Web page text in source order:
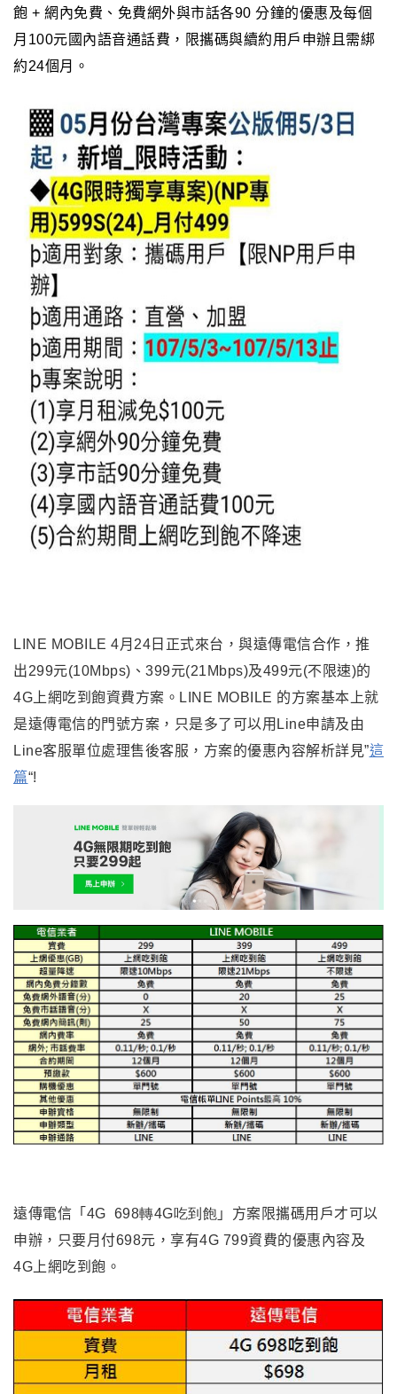
飽 + 網內免費、免費網外與市話各90 分鐘的優惠及每個
月 100元國內語音通話費，限攜碼與續約用戶申辦且需綁
約24個月。
LINE MOBILE 4月24日正式來台，與遠傳電信合作，推
出299元(10Mbps)、399元(21Mbps)及499元(不限速)的
4G上網吃到飽資費方案。LINE MOBILE 的方案基本上就
是遠傳電信的門號方案，只是多了可以用Line申請及由
Line客服單位處理售後客服，方案的優惠內容解析詳見”這
篇“!
遠傳電信「4G 698轉4G吃到飽 」方案限攜碼用戶才可以
申辦，只要月付698元，享有4G 799資費的優惠內容及
4G上網吃到飽。